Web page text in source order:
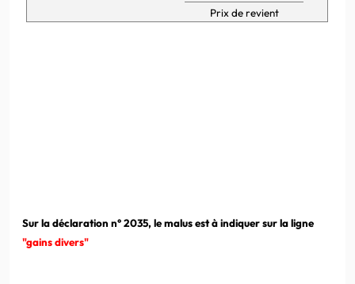
Prix de revient
Sur la déclaration n° 2035, le malus est à indiquer sur la ligne
"gains divers"